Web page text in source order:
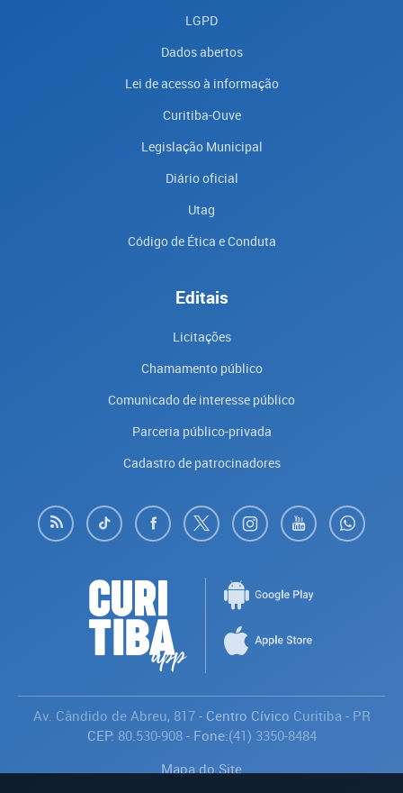
LGPD
Dados abertos
Lei de acesso à informação
Curitiba-Ouve
Legislação Municipal
Diário oficial
Utag
Código de Ética e Conduta
Editais
Licitações
Chamamento público
Comunicado de interesse público
Parceria público-privada
Cadastro de patrocinadores
Av. Cândido de Abreu, 817- Centro Cívico Curitiba - PR
CEP: 80.530-908- Fone:(41) 3350-8484
Mapa do Site